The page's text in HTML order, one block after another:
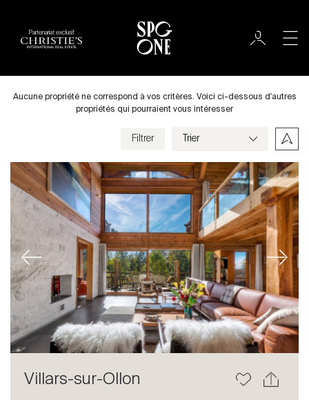
Partenariat exclusif
Villa
Chambres
Critères
Enregistrer mes critères
Aucune propriété ne correspond à vos critères. Voici ci-dessous d'autres
propriétés qui pourraient vous intéresser
Filtrer
Previous Next
Villars-sur-Ollon